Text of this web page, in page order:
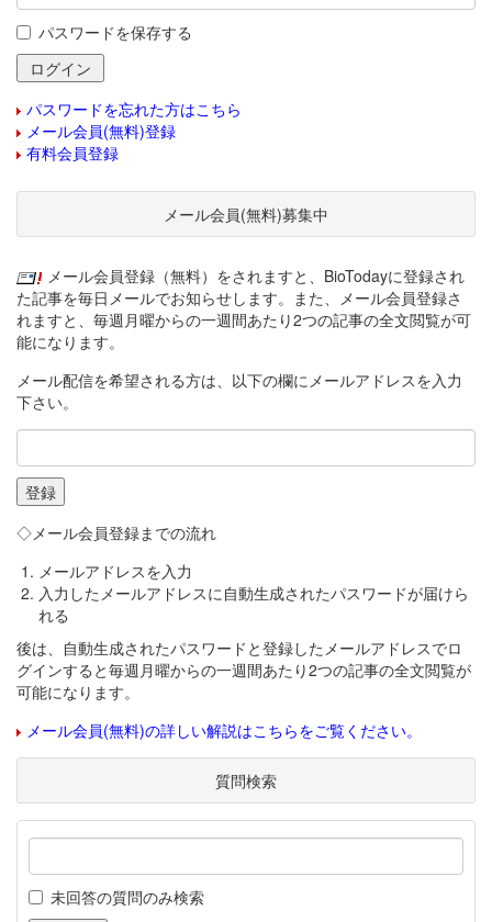
パスワードを保存する
パスワードを忘れた方はこちら
メール会員(無料)登録
有料会員登録
メール会員(無料)募集中
メール会員登録（無料）をされますと、BioTodayに登録され
た記事を毎日メールでお知らせします。また、メール会員登録さ
れますと、毎週月曜からの一週間あたり2つの記事の全文閲覧が可
能になります。
メール配信を希望される方は、以下の欄にメールアドレスを入力
下さい。
◇メール会員登録までの流れ
メールアドレスを入力
入力したメールアドレスに自動生成されたパスワードが届けら
れる
後は、自動生成されたパスワードと登録したメールアドレスでロ
グインすると毎週月曜からの一週間あたり2つの記事の全文閲覧が
可能になります。
メール会員(無料)の詳しい解説はこちらをご覧ください。
質問検索
未回答の質問のみ検索